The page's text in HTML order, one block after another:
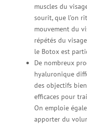
muscles du
sourit, que l’on
mouvement du
répétés du
le Botox est
De nombreux
hyaluronique
des objectifs
efficaces pour
On emploie
apporter du